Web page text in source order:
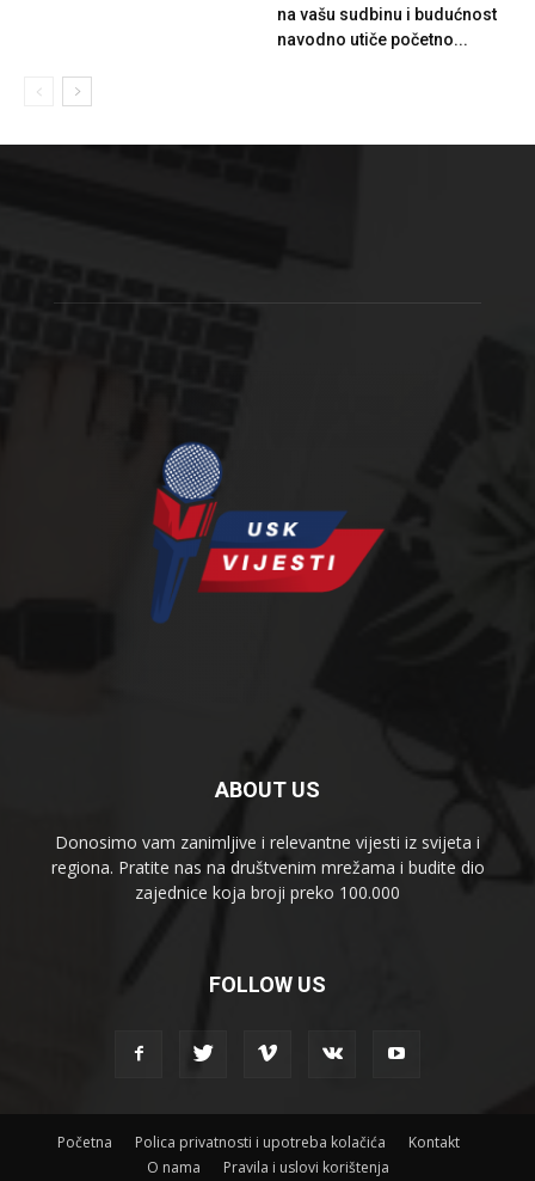
na vašu sudbinu i budućnost
navodno utiče početno...
ABOUT US
Donosimo vam zanimljive i relevantne vijesti iz svijeta i
regiona. Pratite nas na društvenim mrežama i budite dio
zajednice koja broji preko 100.000
FOLLOW US
Početna Polica privatnosti i upotreba kolačića
Kontakt
O nama
Pravila i uslovi korištenja